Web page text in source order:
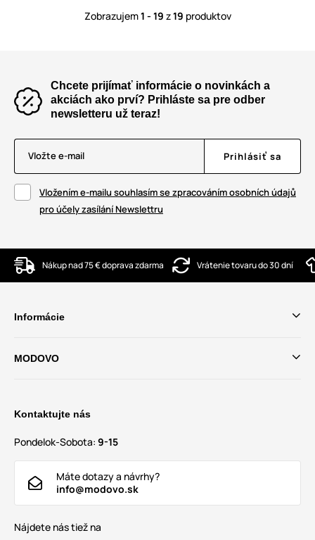
Zobrazujem1 - 19 z19 produktov
Chcete prijímať informácie o novinkách a
akciách ako prví? Prihláste sa pre odber
newsletteru už teraz!
Vložte e-mail Prihlásiť sa
Vložením e-mailu souhlasím se zpracováním osobních údajů
pro účely zasílání Newslettru
Nákup nad 75 € doprava zdarma Vrátenie tovaru do 30 dní
Informácie
MODOVO
Kontaktujte nás
Pondelok-Sobota: 9-15
Máte dotazy a návrhy?
info@modovo.sk
Nájdete nás tiež na